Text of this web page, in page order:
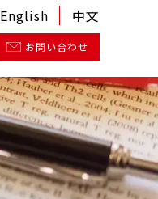
English
中文
お問い合わせ